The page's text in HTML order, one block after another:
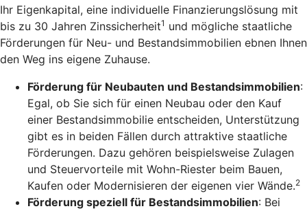
Ihr Eigenkapital, eine individuelle Finanzierungslösung mit
bis zu 30 Jahren Zinssicherheit1 und mögliche staatliche
Förderungen für Neu- und Bestandsimmobilien ebnen Ihnen
den Weg ins eigene Zuhause.
Förderung für Neubauten und Bestandsimmobilien:
Egal, ob Sie sich für einen Neubau oder den Kauf
einer Bestandsimmobilie entscheiden, Unterstützung
gibt es in beiden Fällen durch attraktive staatliche
Förderungen. Dazu gehören beispielsweise Zulagen
und Steuervorteile mit Wohn-Riester beim Bauen,
Kaufen oder Modernisieren der eigenen vier Wände.2
Förderung speziell für Bestandsimmobilien: Bei